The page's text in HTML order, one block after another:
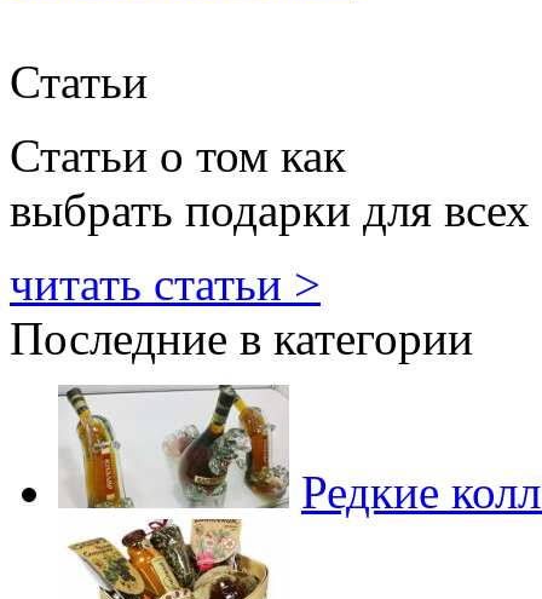
Статьи
Статьи о том как
выбрать подарки для всех
читать статьи >
Последние в категории
Редкие